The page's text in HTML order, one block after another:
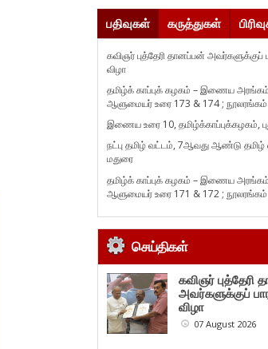
பதிவுகள் கருத்துகள்
கவிஞர் புத்தேரி தானப்பன் அவர்களுக்குப்
விழா
தமிழ்க் காப்புக் கழகம் – இணைய
ஆளுமையர் உரை 173 & 174 ; நூலரங்கம்
இணைய உரை 10, தமிழ்க்காப்புக்கழகம்,
நட்பு தமிழ் வட்டம், 7ஆவது ஆண்டு தமிழ்
மதுரை
தமிழ்க் காப்புக் கழகம் – இணைய
ஆளுமையர் உரை 171 & 172 ; நூலரங்கம்
செய்திகள்
கவிஞர் புத்தேரி
அவர்களுக்குப்
விழா
07 August 2026